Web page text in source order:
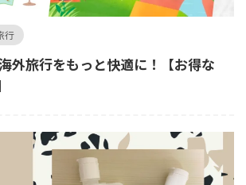
行
外旅行をもっと快適に！【お得な